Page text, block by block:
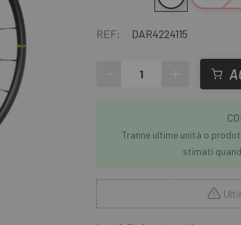
REF: DAR4224115
Tranne ultime unità o
stimati